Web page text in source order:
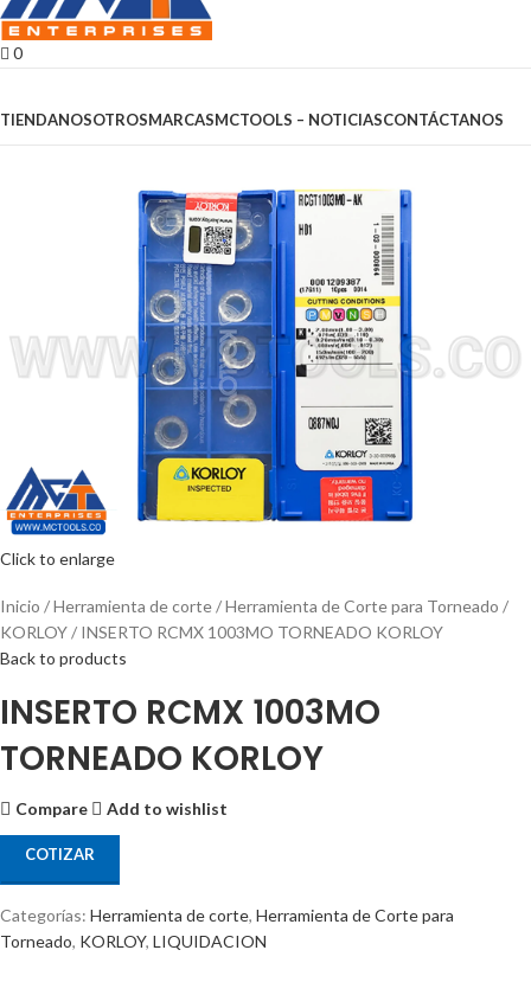
0
TIENDANOSOTROSMARCASMCTOOLS – NOTICIASCONTÁCTANOS
Click to enlarge
Inicio Herramienta de corte
Herramienta de Corte para Torneado
KORLOY
INSERTO RCMX 1003MO TORNEADO KORLOY
Back to products
INSERTO RCMX 1003MO
TORNEADO KORLOY
Compare Add to wishlist
COTIZAR
Categorías: Herramienta de corte, Herramienta de Corte para
Torneado, KORLOY, LIQUIDACION